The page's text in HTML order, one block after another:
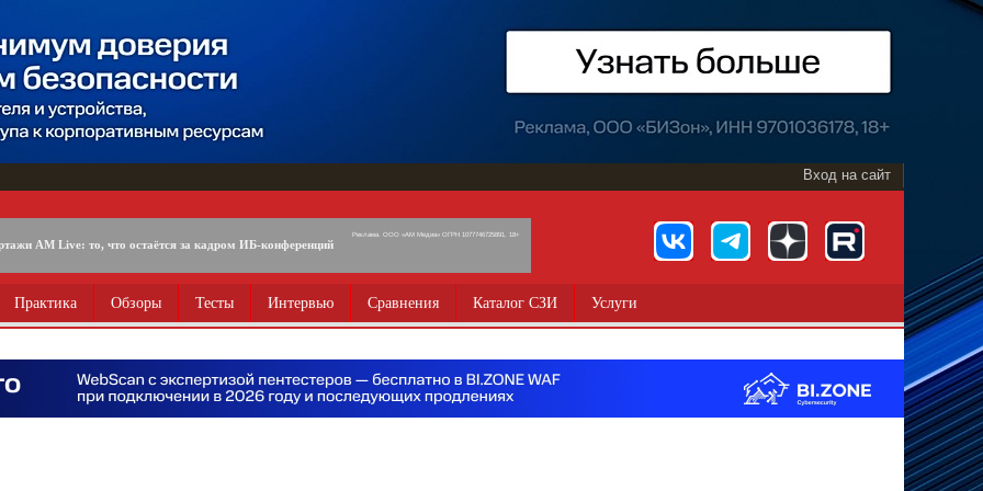
Вход на сайт
AM Live: то, что остаётся за кадром ИБ-конференций
Реклама. ООО «АМ Медиа» ОГРН 1077746725891, 18+
Практика Обзоры Тесты Интервью Сравнения Каталог СЗИ Услуги